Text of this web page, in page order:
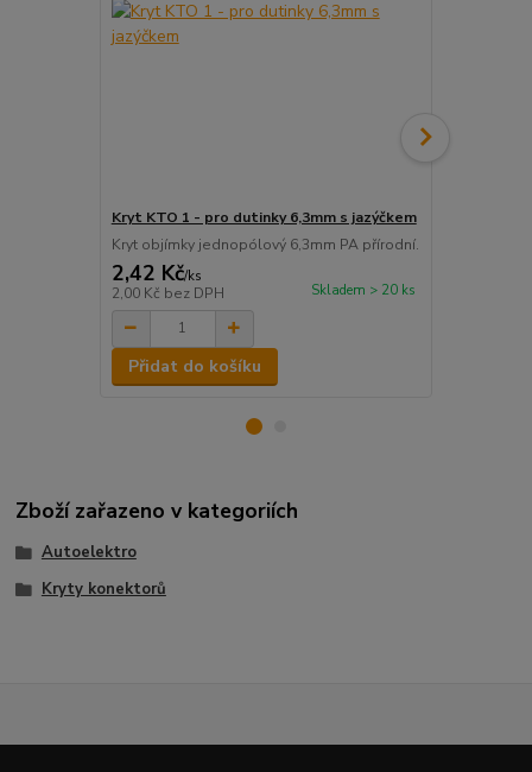
Kryt KTO 1 - pro dutinky 6,3mm s jazýčkem
Kryt objímky jednopólový 6,3mm PA přírodní.
2,42 Kč/ks
2,00 Kč bez DPH Skladem > 20 ks
Přidat do košíku
Zboží zařazeno v kategoriích
Autoelektro
Kryty konektorů